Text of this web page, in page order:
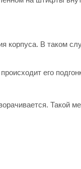
В таком
его
Такой